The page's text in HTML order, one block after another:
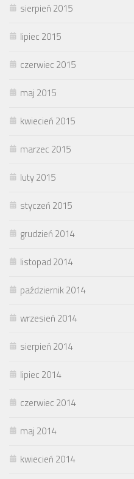
sierpień 2015
lipiec 2015
czerwiec 2015
maj 2015
kwiecień 2015
marzec 2015
luty 2015
styczeń 2015
grudzień 2014
listopad 2014
październik 2014
wrzesień 2014
sierpień 2014
lipiec 2014
czerwiec 2014
maj 2014
kwiecień 2014